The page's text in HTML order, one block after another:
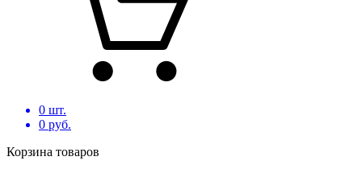
0 шт.
0 руб.
Корзина товаров